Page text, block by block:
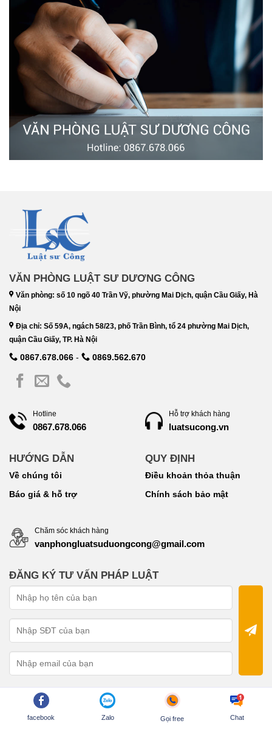
VĂN PHÒNG LUẬT SƯ DƯƠNG CÔNG
Văn phòng: số 10 ngõ 40 Trần Vỹ, phường Mai Dịch, quận Cầu Giấy, Hà
Nội
Địa chỉ: Số 59A, ngách 58/23, phố Trần Bình, tổ 24 phường Mai Dịch,
quận Cầu Giấy, TP. Hà Nội
0867.678.066 - 0869.562.670
Hotline
0867.678.066
HƯỚNG DẪN
Về chúng tôi
Báo giá & hỗ trợ
Hỗ trợ khách hàng
luatsucong.vn
QUY ĐỊNH
Điều khoản thỏa thuận
Chính sách bảo mật
Chăm sóc khách hàng
vanphongluatsuduongcong@gmail.com
ĐĂNG KÝ TƯ VẤN PHÁP LUẬT
facebook Zalo Gọi free Chat